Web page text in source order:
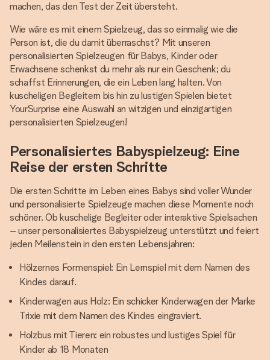
machen, das den Test der Zeit übersteht.
Wie wäre es mit einem Spielzeug, das so einmalig wie die
Person ist, die du damit überraschst? Mit unseren
personalisierten Spielzeugen für Babys, Kinder oder
Erwachsene schenkst du mehr als nur ein Geschenk; du
schaffst Erinnerungen, die ein Leben lang halten. Von
kuscheligen Begleitern bis hin zu lustigen Spielen bietet
YourSurprise eine Auswahl an witzigen und einzigartigen
personalisierten Spielzeugen!
Personalisiertes Babyspielzeug: Eine
Reise der ersten Schritte
Die ersten Schritte im Leben eines Babys sind voller Wunder
und personalisierte Spielzeuge machen diese Momente noch
schöner. Ob kuschelige Begleiter oder interaktive Spielsachen
– unser personalisiertes Babyspielzeug unterstützt und feiert
jeden Meilenstein in den ersten Lebensjahren:
Hölzernes Formenspiel: Ein Lernspiel mit dem Namen des
Kindes darauf.
Kinderwagen aus Holz: Ein schicker Kinderwagen der Marke
Trixie mit dem Namen des Kindes eingraviert.
Holzbus mit Tieren: ein robustes und lustiges Spiel für
Kinder ab 18 Monaten